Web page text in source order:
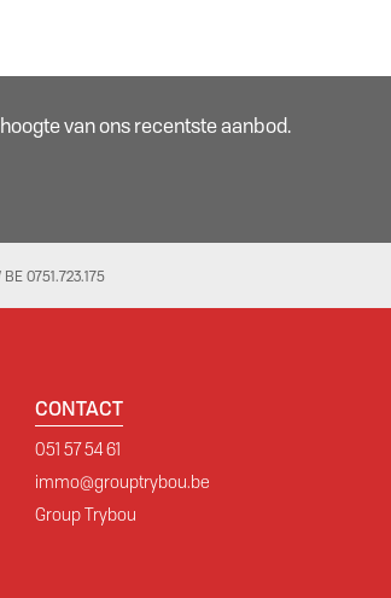
van ons recentste aanbod.
0751.723.175
CONTACT
051 57 54 61
immo@grouptrybou.be
Group Trybou